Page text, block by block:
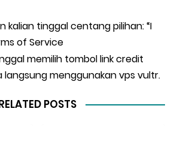
kalian tinggal centang pilihan: “I
of Service
memilih tombol link credit
langsung menggunakan vps vultr.
POSTS